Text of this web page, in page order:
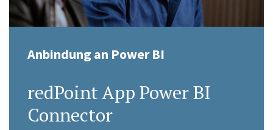
Anbindung an Power BI
redPoint App Power BI
Connector